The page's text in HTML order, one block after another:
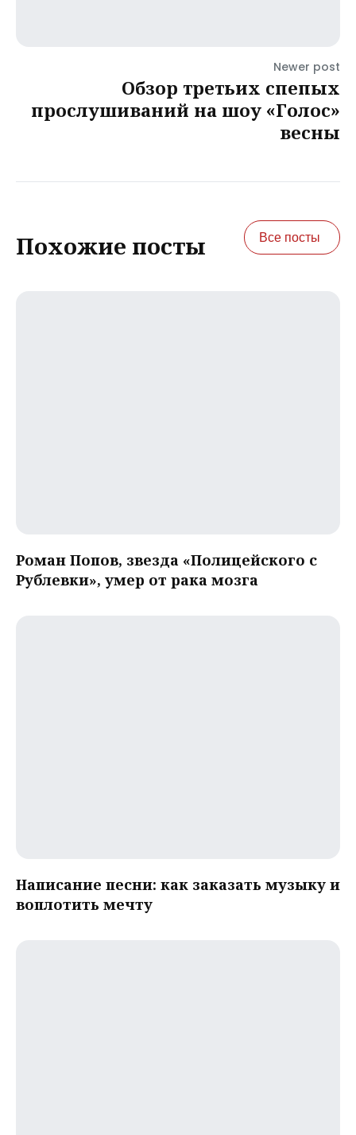
Newer post
Обзор третьих спепых
прослушиваний на шоу «Голос»
весны
Похожие посты Все посты
Роман Попов, звезда «Полицейского с
Рублевки», умер от рака мозга
Написание песни: как заказать музыку и
воплотить мечту